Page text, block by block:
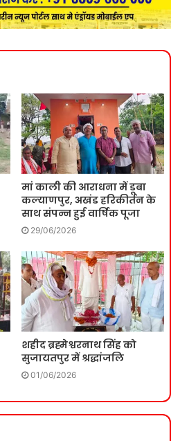
मां काली की आराधना में डूबा
कल्याणपुर, अखंड हरिकीर्तन के
साथ संपन्न हुई वार्षिक पूजा
29/06/2026
शहीद ब्रह्मेश्वरनाथ सिंह को
सुजायतपुर में श्रद्धांजलि
01/06/2026